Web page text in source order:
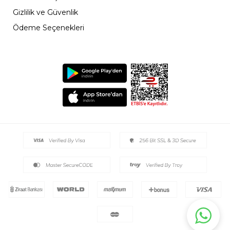
şartlarına uygun seçilen kumaş çeşitleri ile
konforunuzu en üst seviyeye çıkaran erkek ev
giyim takım seçenekleri ile siz de uyku
En Kaliteli Erkek Uyku Giyim Ürünleri
Ayyıldız’da!
Gün boyu hareket halinde olduğunuz için
vücudunuz yorgun düşebilir. Sağlığınızı korumak
giyimi ürünleri ile kendinizi hafiflemiş
rahatlığın üst düzeyde olduğu erkek ev pijama
pijama takımları, aynı zamanda tarzınızı da
yansıtmanıza yardımcı olur. Her mevsime uygun
seçeneklerden oluşan tasarımlar, hava şartlarına
uygun kumaş seçimi ve kalitesi ile ön plana çıkar.
Gizlilik ve Güvenlik
Ödeme Seçenekleri